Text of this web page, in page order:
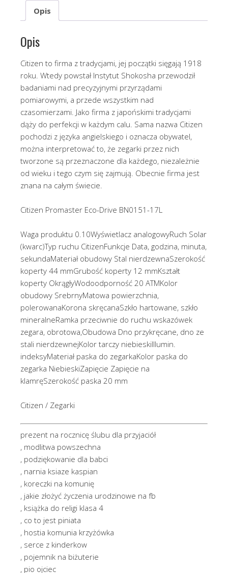
Opis
Opis
Citizen to firma z tradycjami, jej początki sięgają 1918
roku. Wtedy powstał Instytut Shokosha przewodził
badaniami nad precyzyjnymi przyrządami
pomiarowymi, a przede wszystkim nad
czasomierzami. Jako firma z japońskimi tradycjami
dąży do perfekcji w każdym calu. Sama nazwa Citizen
pochodzi z języka angielskiego i oznacza obywatel,
można interpretować to, że zegarki przez nich
tworzone są przeznaczone dla każdego, niezależnie
od wieku i tego czym się zajmują. Obecnie firma jest
znana na całym świecie.
Citizen Promaster Eco-Drive BN0151-17L
Waga produktu 0.10Wyświetlacz analogowyRuch Solar
(kwarc)Typ ruchu CitizenFunkcje Data, godzina, minuta,
sekundaMateriał obudowy Stal nierdzewnaSzerokość
koperty 44 mmGrubość koperty 12 mmKształt
koperty OkrągłyWodoodporność 20 ATMKolor
obudowy SrebrnyMatowa powierzchnia,
polerowanaKorona skręcanaSzkło hartowane, szkło
mineralneRamka przeciwnie do ruchu wskazówek
zegara, obrotowa,Obudowa Dno przykręcane, dno ze
stali nierdzewnejKolor tarczy niebieskiIllumin.
indeksyMateriał paska do zegarkaKolor paska do
zegarka NiebieskiZapięcie Zapięcie na
klamręSzerokość paska 20 mm
Citizen / Zegarki
prezent na rocznicę ślubu dla przyjaciół
, modlitwa powszechna
, podziękowanie dla babci
, narnia ksiaze kaspian
, koreczki na komunię
, jakie złożyć życzenia urodzinowe na fb
, książka do religi klasa 4
, co to jest piniata
, hostia komunia krzyżówka
, serce z kinderkow
, pojemnik na biżuterie
, pio ojciec